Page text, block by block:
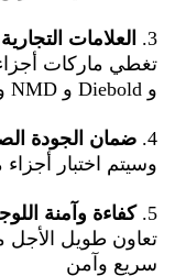
3. العلامات
و Diebold و NMD و Hyosung ، إلخ.
4. ضمان الجودة
وسيتم اختبار
5. كفاءة وآمنة
تعاون طويل الأجل
سريع وآمن